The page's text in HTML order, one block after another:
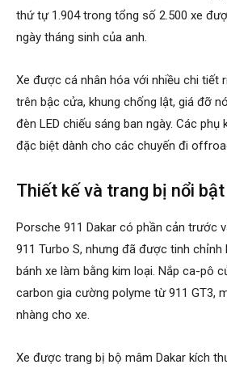
thứ tự 1.904 trong tổng số 2.500 xe
ngày tháng sinh của anh.
Xe được cá nhân hóa với nhiều chi tiết
trên bậc cửa, khung chống lật, giá đỡ
đèn LED chiếu sáng ban ngày. Các
đặc biệt dành cho các chuyến đi
Thiết kế và trang bị nổi bật
Porsche 911 Dakar có phần cản trước
911 Turbo S, nhưng đã được tinh chỉnh
bánh xe làm bằng kim loại. Nắp ca-pô
carbon gia cường polyme từ 911 GT3,
nhàng cho xe.
Xe được trang bị bộ mâm Dakar kích